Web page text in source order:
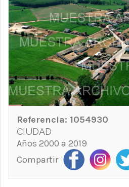
Referencia: 1054930
CIUDAD
Años 2000 a 2019
Compartir